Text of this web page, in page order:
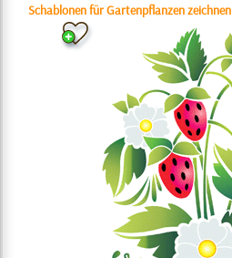
Schablonen für Gartenpflanzen zeichnen